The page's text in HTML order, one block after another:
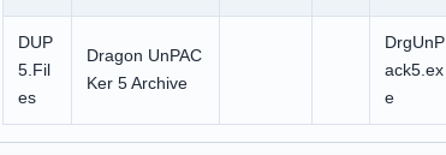
DUP
5.Fil
es
Dragon UnPAC
Ker 5 Archive
DrgUnP
ack5.ex
e